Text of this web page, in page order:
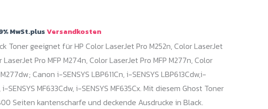
MwSt.plusVersandkosten
Toner geeignet für HP Color LaserJet Pro M252n, Color LaserJet
LaserJet Pro MFP M274n, Color LaserJet Pro MFP M277n, Color
Canon i-SENSYS LBP611Cn, i-SENSYS LBP613Cdw,i-
i-SENSYS MF633Cdw, i-SENSYS MF635Cx. Mit diesem Ghost Toner
Seiten kantenscharfe und deckende Ausdrucke in Black.